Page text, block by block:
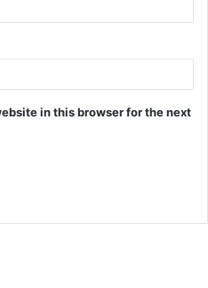
in this browser for the next